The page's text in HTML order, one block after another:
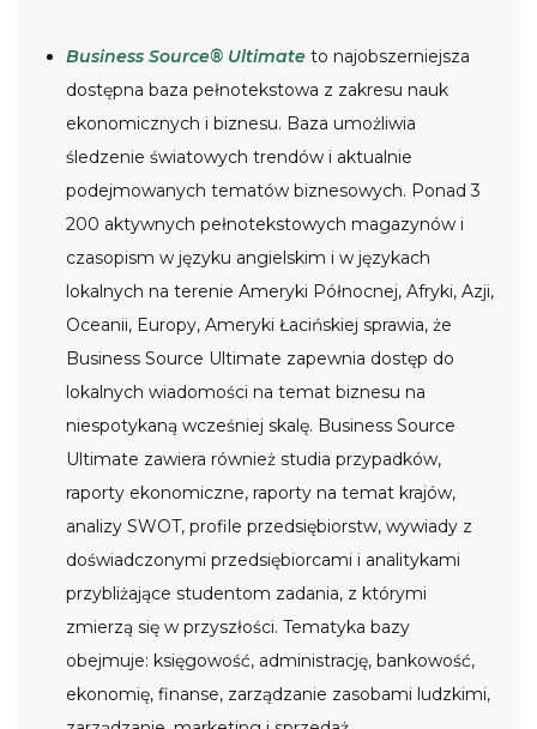
Business Source® Ultimate to najobszerniejsza
dostępna baza pełnotekstowa z zakresu nauk
ekonomicznych i biznesu. Baza umożliwia
śledzenie światowych trendów i aktualnie
podejmowanych tematów biznesowych. Ponad 3
200 aktywnych pełnotekstowych magazynów i
czasopism w języku angielskim i w językach
lokalnych na terenie Ameryki Północnej, Afryki, Azji,
Oceanii, Europy, Ameryki Łacińskiej sprawia, że
Business Source Ultimate zapewnia dostęp do
lokalnych wiadomości na temat biznesu na
niespotykaną wcześniej skalę. Business Source
Ultimate zawiera również studia przypadków,
raporty ekonomiczne, raporty na temat krajów,
analizy SWOT, profile przedsiębiorstw, wywiady z
doświadczonymi przedsiębiorcami i analitykami
przybliżające studentom zadania, z którymi
zmierzą się w przyszłości. Tematyka bazy
obejmuje: księgowość, administrację, bankowość,
ekonomię, finanse, zarządzanie zasobami ludzkimi,